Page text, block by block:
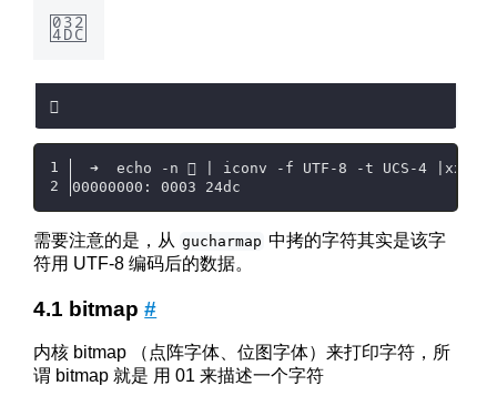
  ➜  echo -n 𲓜 | iconv -f UTF-8 -t UCS-4 |xxd
00000000: 0003 24dc
需要注意的是，从 gucharmap 中拷的字符其实是该字
符用 UTF-8 编码后的数据。
bitmap#
内核 bitmap （点阵字体、位图字体）来打印字符，所
谓 bitmap 就是 用 01 来描述一个字符